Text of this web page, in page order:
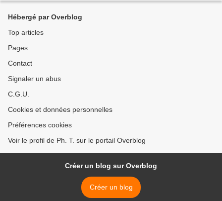
Hébergé par Overblog
Top articles
Pages
Contact
Signaler un abus
C.G.U.
Cookies et données personnelles
Préférences cookies
Voir le profil de Ph. T. sur le portail Overblog
Créer un blog sur Overblog
Créer un blog